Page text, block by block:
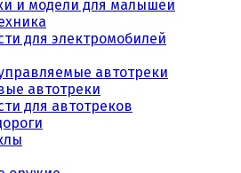
и модели для малышей
для электромобилей
автотреки
автотреки
для автотреков